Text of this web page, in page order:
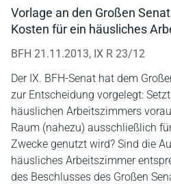
Vorlage an den Großen
Kosten für ein häusliches
BFH 21.11.2013, IX R 23/12
Der IX. BFH-Senat hat dem
zur Entscheidung vorgelegt:
häuslichen Arbeitszimmers
Raum (nahezu) ausschließlich
Zwecke genutzt wird? Sind die
häusliches Arbeitszimmer
des Beschlusses des Großen